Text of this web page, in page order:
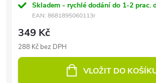
Skladem - rychlé dodání do 1-2 prac.
EAN: 8681895060113r
349 Kč
288 Kč bez DPH
VLOŽIT DO